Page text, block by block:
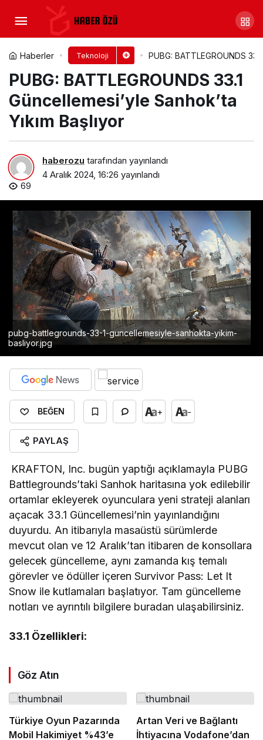
Haberler Teknoloji PUBG: BATTLEGROUNDS
PUBG: BATTLEGROUNDS 33.1
Güncellemesi’yle Sanhok’ta
Yıkım Başlıyor
haberozu tarafından yayınlandı
4 Aralık 2024, 16:26 yayınlandı
69
pubg-battlegrounds-33-1-guncellemesiyle-sanhokta-yikim-
basliyor.jpg
BEĞEN + -
PAYLAŞ
KRAFTON, Inc. bugün yaptığı açıklamayla PUBG
Battlegrounds’taki Sanhok haritasına yok edilebilir
ortamlar ekleyerek oyunculara yeni strateji alanları
açacak 33.1 Güncellemesi’nin yayınlandığını
duyurdu. An itibarıyla masaüstü sürümlerde
mevcut olan ve 12 Aralık’tan itibaren de konsollara
gelecek güncelleme, aynı zamanda kış temalı
görevler ve ödüller içeren Survivor Pass: Let It
Snow ile kutlamaları başlatıyor. Tam güncelleme
notları ve ayrıntılı bilgilere buradan ulaşabilirsiniz.
33.1 Özellikleri:
Göz Atın
Türkiye Oyun Pazarında
Mobil Hakimiyet %43’e
Artan Veri ve Bağlantı
İhtiyacına Vodafone’dan
Yemeksepeti, Değişen Ana
Sayfası ve Yenilenen Özellikleriyle
Uygulama Deneyimini Geliştiriyor
Yorum Yap